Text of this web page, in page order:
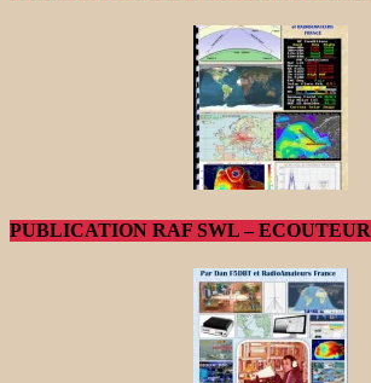
PUBLICATION RAF SWL – ECOUTEUR